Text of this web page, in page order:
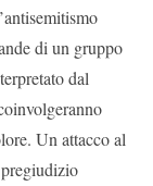
di un gruppo
dal
Un attacco al